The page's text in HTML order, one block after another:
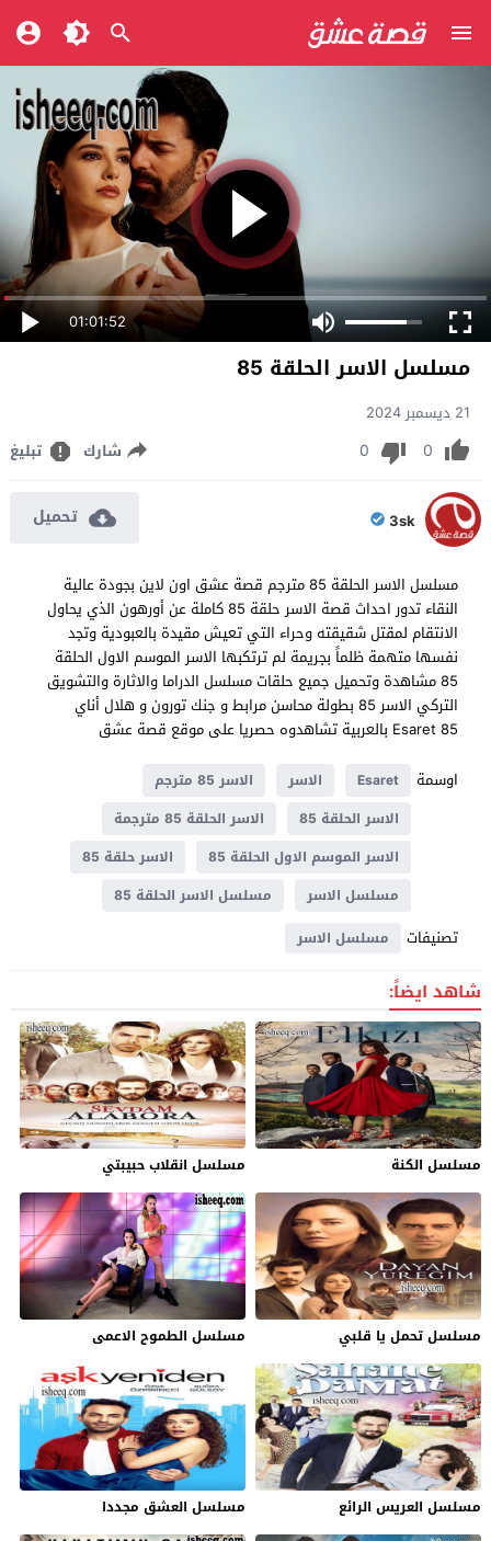
01:01:52
مسلسل الاسر الحلقة 85
21 ديسمبر 2024
0
0 شارك تبليغ
3sk تحميل
مسلسل الاسر الحلقة 85 مترجم قصة عشق اون لاين بجودة عالية
النقاء تدور احداث قصة الاسر حلقة 85 كاملة عن أورهون الذي يحاول
الانتقام لمقتل شقيقته وحراء التي تعيش مقيدة بالعبودية وتجد
نفسها متهمة ظلماً بجريمة لم ترتكبها الاسر الموسم الاول الحلقة
85 مشاهدة وتحميل جميع حلقات مسلسل الدراما والاثارة والتشويق
التركي الاسر 85 بطولة محاسن مرابط و جنك تورون و هلال أناي
Esaret 85 بالعربية تشاهدوه حصريا على موقع قصة عشق
اوسمة
Esaret الاسر
الاسر 85 مترجم
الاسر الحلقة 85
الاسر الحلقة 85 مترجمة
الاسر الموسم الاول الحلقة 85
الاسر حلقة 85
مسلسل الاسر
مسلسل الاسر الحلقة 85
تصنيفات مسلسل الاسر
شاهد ايضاً:
مسلسل الكنة مسلسل انقلاب حبيبتي
مسلسل تحمل يا قلبي مسلسل الطموح الاعمى
مسلسل العريس الرائع مسلسل العشق مجددا